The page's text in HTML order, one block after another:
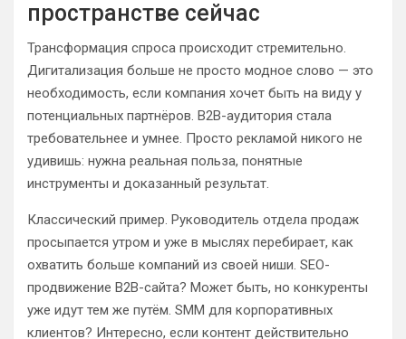
пространстве сейчас
Трансформация спроса происходит стремительно.
Дигитализация больше не просто модное слово — это
необходимость, если компания хочет быть на виду у
потенциальных партнёров. B2B-аудитория стала
требовательнее и умнее. Просто рекламой никого не
удивишь: нужна реальная польза, понятные
инструменты и доказанный результат.
Классический пример. Руководитель отдела продаж
просыпается утром и уже в мыслях перебирает, как
охватить больше компаний из своей ниши. SEO-
продвижение B2B-сайта? Может быть, но конкуренты
уже идут тем же путём. SMM для корпоративных
клиентов? Интересно, если контент действительно